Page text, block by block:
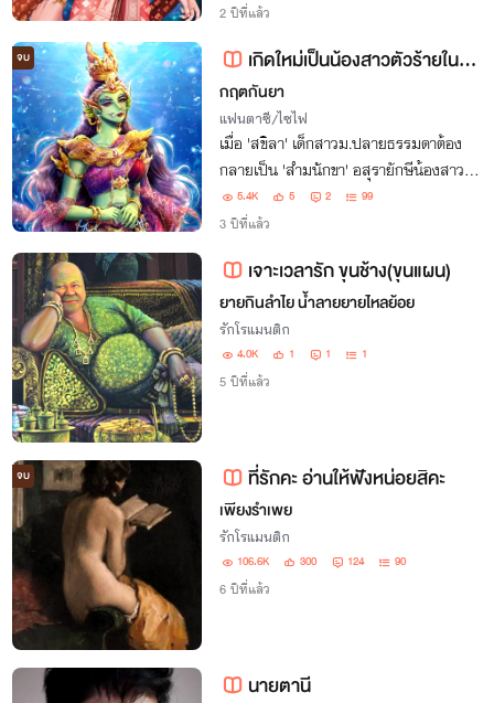
2 ปีที่แล้ว
จบ เกิดใหม่เป็นน้องสาวตัวร้ายในรามเกียรติ์ (มี E-book 2 เล่ม)
กฤตกันยา
แฟนตาซี/ไซไฟ
เมื่อ 'สขิลา' เด็กสาวม.ปลายธรรมดาต้อง
กลายเป็น 'สำมนักขา' อสุรายักษีน้องสาวสุด
โง่งมของทศกัณฐ์ ตัวจุดชนวนสงคราม
ระหว่างยักษ์กับมนุษย์ เธอจะทำอย่างไรเมื่อ
5.4K 5 2 99
3 ปีที่แล้ว
เจาะเวลารัก ขุนช้าง(ขุนแผน)
ยายกินลำไย น้ำลายยายไหลย้อย
รักโรแมนติก
4.0K 1 1 1
5 ปีที่แล้ว
จบ ที่รักคะ อ่านให้ฟังหน่อยสิคะ
เพียงรำเพย
รักโรแมนติก
106.6K 300 124 90
6 ปีที่แล้ว
นายตานี